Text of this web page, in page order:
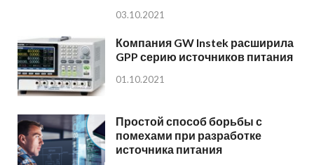
03.10.2021
Компания GW Instek расширила
GPP серию источников питания
01.10.2021
Простой способ борьбы с
помехами при разработке
источника питания